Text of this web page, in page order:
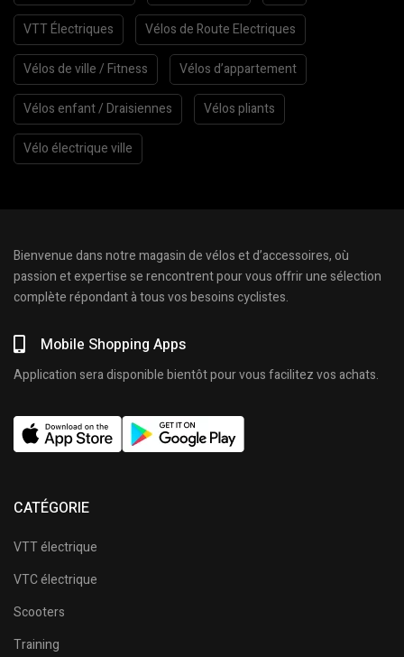
VTT Électriques Vélos de Route Electriques
Vélos de ville / Fitness Vélos d’appartement
Vélos enfant / Draisiennes Vélos pliants
Vélo électrique ville
Bienvenue dans notre magasin de vélos et d’accessoires, où
passion et expertise se rencontrent pour vous offrir une sélection
complète répondant à tous vos besoins cyclistes.
Mobile Shopping Apps
Application sera disponible bientôt pour vous facilitez vos achats.
CATÉGORIE
VTT électrique
VTC électrique
Scooters
Training